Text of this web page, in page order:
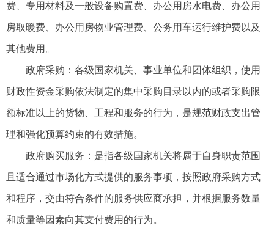
费、专用材料及一般设备购置费、办公用房水电费、办公用
房取暖费、办公用房物业管理费、公务用车运行维护费以及
其他费用。
政府采购：各级国家机关、事业单位和团体组织，使用
财政性资金采购依法制定的集中采购目录以内的或者采购限
额标准以上的货物、工程和服务的行为，是规范财政支出管
理和强化预算约束的有效措施。
政府购买服务：是指各级国家机关将属于自身职责范围
且适合通过市场化方式提供的服务事项，按照政府采购方式
和程序，交由符合条件的服务供应商承担，并根据服务数量
和质量等因素向其支付费用的行为。